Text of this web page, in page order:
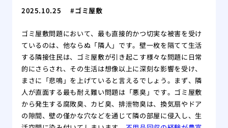
2025.10.25 ゴミ屋敷
ゴミ屋敷問題において、最も直接的かつ切実な被害を受け
ているのは、他ならぬ「隣人」です。壁一枚を隔てて生活
する隣接住民は、ゴミ屋敷が引き起こす様々な問題に日常
的にさらされ、その生活は想像以上に深刻な影響を受け、
まさに「悲鳴」を上げていると言えるでしょう。まず、隣
人が直面する最も耐え難い問題は「悪臭」です。ゴミ屋敷
から発生する腐敗臭、カビ臭、排泄物臭は、換気扇やドア
の隙間、壁の僅かな穴などを通じて隣の部屋に侵入し、生